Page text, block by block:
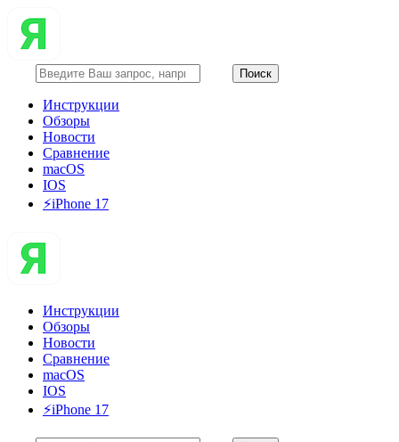
Инструкции
Обзоры
Новости
Сравнение
macOS
IOS
⚡️iPhone 17
Инструкции
Обзоры
Новости
Сравнение
macOS
IOS
⚡️iPhone 17